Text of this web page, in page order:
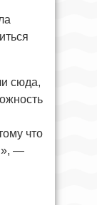
сюда,
что
—